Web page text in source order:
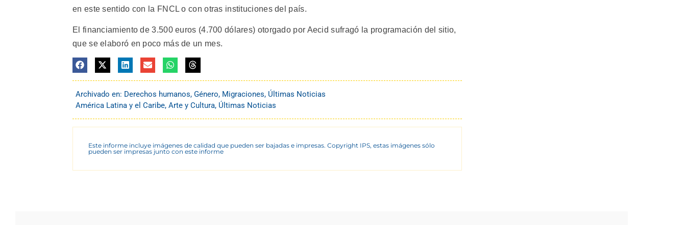
en este sentido con la FNCL o con otras instituciones del país.
El financiamiento de 3.500 euros (4.700 dólares) otorgado por Aecid sufragó la programación del sitio,
que se elaboró en poco más de un mes.
Archivado en: Derechos humanos, Género, Migraciones, Últimas Noticias
América Latina y el Caribe, Arte y Cultura, Últimas Noticias
Este informe incluye imágenes de calidad que pueden ser bajadas e impresas. Copyright IPS, estas imágenes sólo
pueden ser impresas junto con este informe